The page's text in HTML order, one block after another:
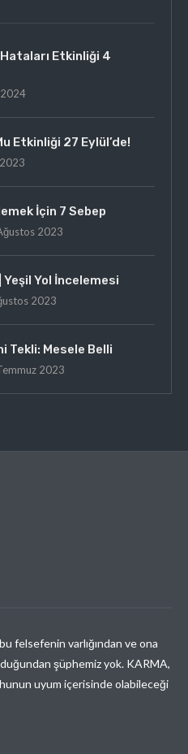
Etkinliği 4
Etkinliği 27 Eylül’de!
İçin 7 Sebep
2023
Yol İncelemesi
2023
Tekli: Mesele Belli
2023
felsefenin varlığından ve ona
şüphemiz yok. KARMA,
uyum içerisinde olabileceği